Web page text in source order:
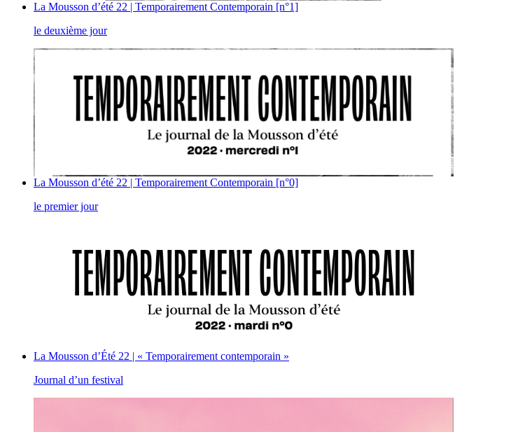
La Mousson d’été 22 | Temporairement Contemporain [n°1]
le deuxième jour
La Mousson d’été 22 | Temporairement Contemporain [n°0]
le premier jour
La Mousson d’Été 22 | « Temporairement contemporain »
Journal d’un festival